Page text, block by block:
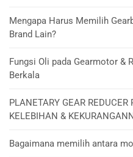
Mengapa Harus Memilih
Brand Lain?
Fungsi Oli pada Gearmotor &
Berkala
PLANETARY GEAR REDUCER
KELEBIHAN &
Bagaimana memilih antara